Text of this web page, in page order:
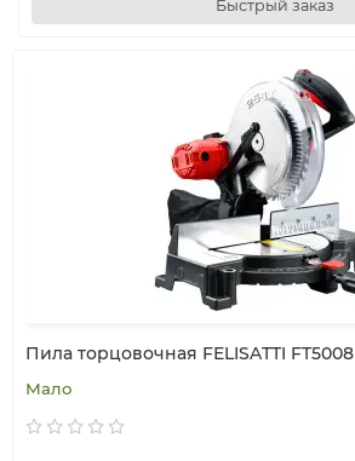
Быстрый заказ
Пила торцовочная FELISATTI FT5008
Мало